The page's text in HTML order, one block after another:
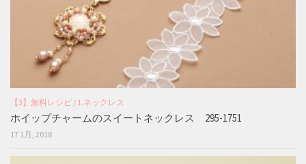
【3】無料レシピ / 1.ネックレス
ホイップチャームのスイートネックレス 295-1751
17 1月, 2018